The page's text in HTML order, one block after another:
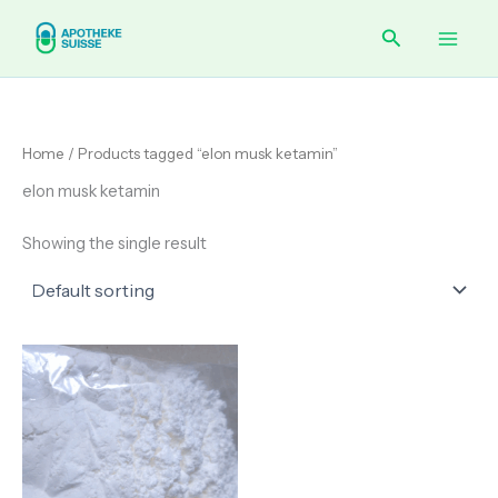
content
Search
Home / Products tagged “elon musk ketamin”
elon musk ketamin
Showing the single result
range:
€ 150.00
through
€ 400.00